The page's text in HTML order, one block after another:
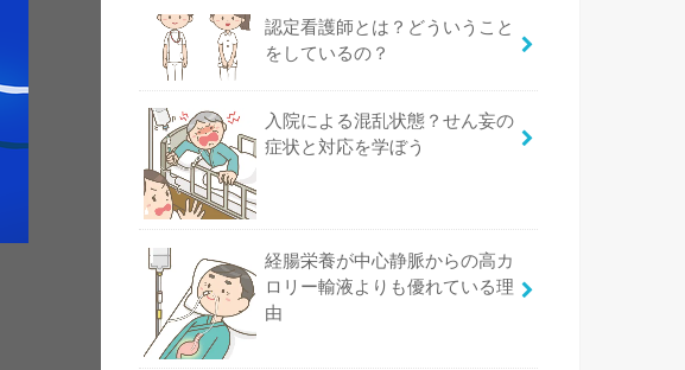
認定看護師とは？どういうこと
をしているの？
入院による混乱状態？せん妄の
症状と対応を学ぼう
経腸栄養が中心静脈からの高カ
ロリー輸液よりも優れている理
由